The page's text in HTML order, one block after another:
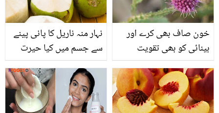
نہار منہ ناریل کا پانی پینے
سے جسم میں کیا حیرت
ہے؟ جان کر آزمائے بنا رہ نہ
پائیں گے
خون صاف بھی کرے اور
بینائی کو بھی تقویت
پھول جو کسی مسیحا سے
کم نہیں